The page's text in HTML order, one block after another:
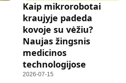
Kaip mikrorobotai
kraujyje padeda
kovoje su vėžiu?
Naujas žingsnis
medicinos
technologijose
2026-07-15